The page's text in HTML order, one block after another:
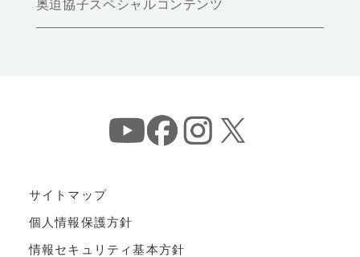
奥迫協子スペシャルコンテンツ
サイトマップ
個人情報保護方針
情報セキュリティ基本方針